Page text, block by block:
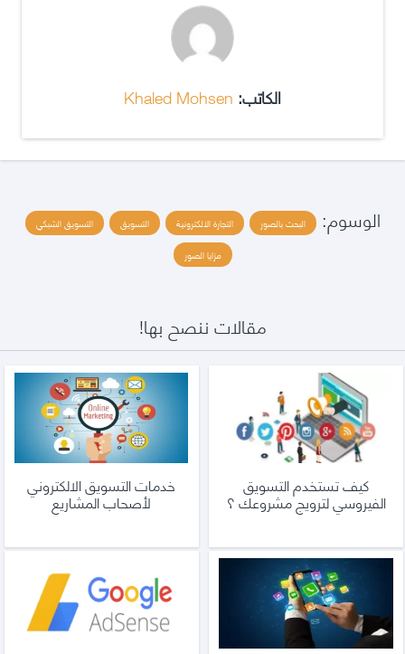
الكاتب: Khaled Mohsen
الوسوم: البحث بالصور التجارة الالكترونية التسويق
التسويق الشبكي
مزايا الصور
مقالات ننصح بها!
كيف تستخدم التسويق
الفيروسي لترويج مشروعك ؟
خدمات التسويق الالكتروني
لأصحاب المشاريع